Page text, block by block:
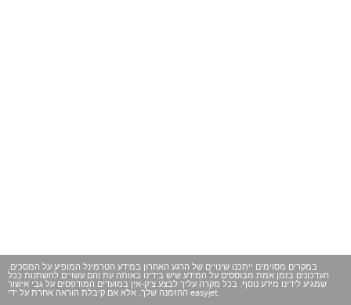
במקרים מסוימים ייתכנו שינויים של הרגע האחרון במידע הטרמינל המופיע על המסכים.
העדכונים בזמן אמת מבוססים על המידע שיש בידינו באותה עת והם עשויים להשתנות ככל
שמגיע לידינו מידע נוסף. בכל מקרה עליך לבצע צ'ק-אין במועדים המודפסים על גבי אישור
ההזמנה שלך, אלא אם קיבלת הוראה אחרת על ידי easyjet.